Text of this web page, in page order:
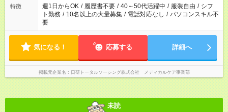
特徴 週1日からOK / 履歴書不要 / 40～50代活躍中 / 服装自由 / シフ
ト勤務 / 10名以上の大量募集 / 電話対応なし / パソコンスキル不
要
気になる！ 応募する 詳細へ
掲載元企業名 日研トータルソーシング株式会社 メディカルケア事業部
未読